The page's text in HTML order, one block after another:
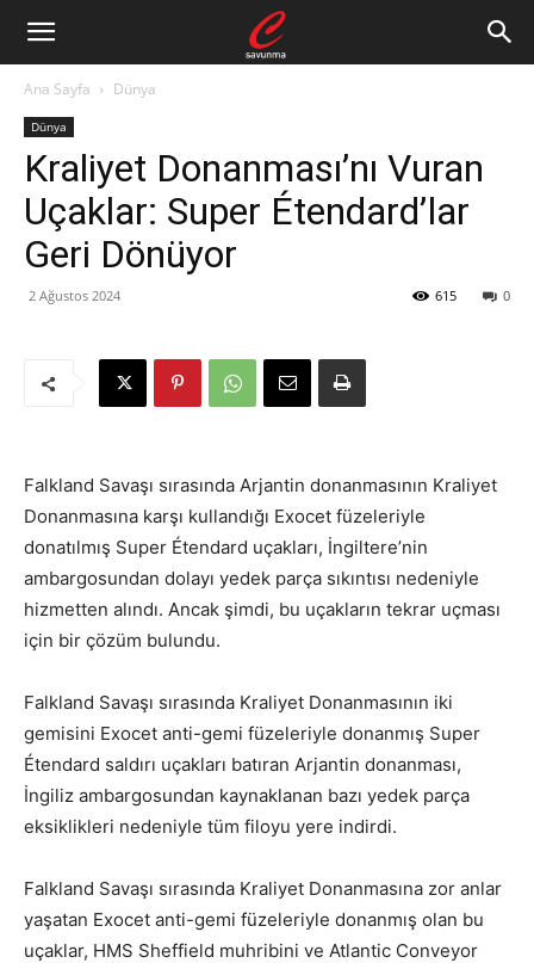
Ana Sayfa Dünya
Dünya
Kraliyet Donanması’nı Vuran
Uçaklar: Super Étendard’lar
Geri Dönüyor
2 Ağustos 2024 0
615
Falkland Savaşı sırasında Arjantin donanmasının Kraliyet
Donanmasına karşı kullandığı Exocet füzeleriyle
donatılmış Super Étendard uçakları, İngiltere’nin
ambargosundan dolayı yedek parça sıkıntısı nedeniyle
hizmetten alındı. Ancak şimdi, bu uçakların tekrar uçması
için bir çözüm bulundu.
Falkland Savaşı sırasında Kraliyet Donanmasının iki
gemisini Exocet anti-gemi füzeleriyle donanmış Super
Étendard saldırı uçakları batıran Arjantin donanması,
İngiliz ambargosundan kaynaklanan bazı yedek parça
eksiklikleri nedeniyle tüm filoyu yere indirdi.
Falkland Savaşı sırasında Kraliyet Donanmasına zor anlar
yaşatan Exocet anti-gemi füzeleriyle donanmış olan bu
uçaklar, HMS Sheffield muhribini ve Atlantic Conveyor